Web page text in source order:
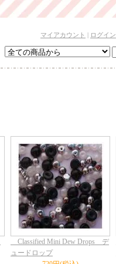
マイアカウント | ログイン
Classified Mini Dew Drops デ
ュードロップ